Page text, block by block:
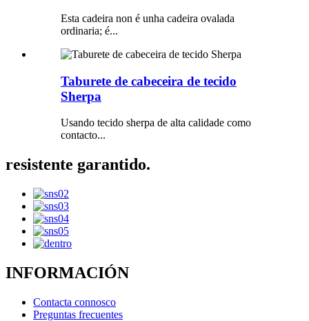
Esta cadeira non é unha cadeira ovalada
ordinaria; é...
Taburete de cabeceira de tecido
Sherpa
Usando tecido sherpa de alta calidade como
contacto...
resistente garantido.
INFORMACIÓN
Contacta connosco
Preguntas frecuentes